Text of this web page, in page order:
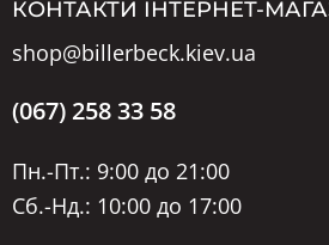
КОНТАКТИ ІНТЕРНЕТ-
shop@billerbeck.kiev.ua
(067) 258 33 58
Пн.-Пт.: 9:00 до 21:00
Сб.-Нд.: 10:00 до 17:00